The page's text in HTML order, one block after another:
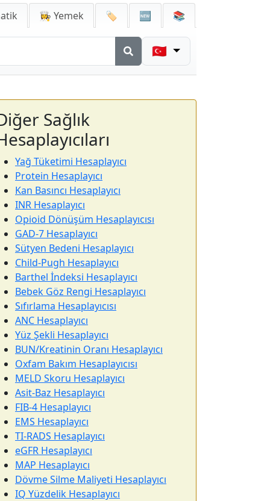
👩‍🍳 Yemek 🏷️ 🆕 📚
🇹🇷
Sağlık
Yağ Tüketimi Hesaplayıcı
Protein Hesaplayıcı
Kan Basıncı Hesaplayıcı
INR Hesaplayıcı
Opioid Dönüşüm Hesaplayıcısı
GAD-7 Hesaplayıcı
Sütyen Bedeni Hesaplayıcı
Child-Pugh Hesaplayıcı
Barthel İndeksi Hesaplayıcı
Bebek Göz Rengi Hesaplayıcı
Sıfırlama Hesaplayıcısı
ANC Hesaplayıcı
Yüz Şekli Hesaplayıcı
BUN/Kreatinin Oranı Hesaplayıcı
Oxfam Bakım Hesaplayıcısı
MELD Skoru Hesaplayıcı
Asit-Baz Hesaplayıcı
FIB-4 Hesaplayıcı
EMS Hesaplayıcı
TI-RADS Hesaplayıcı
eGFR Hesaplayıcı
MAP Hesaplayıcı
Dövme Silme Maliyeti Hesaplayıcı
IQ Yüzdelik Hesaplayıcı